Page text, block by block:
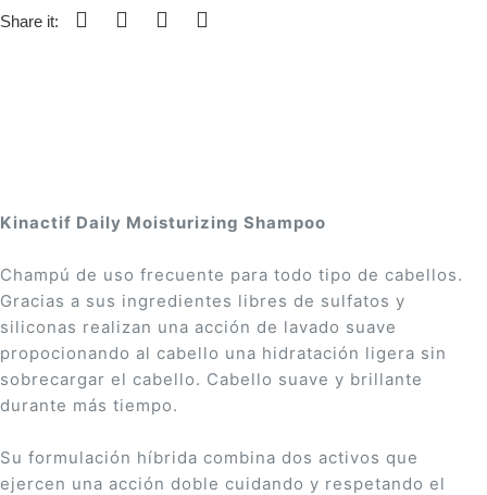
Share it:
Kinactif Daily Moisturizing Shampoo
Champú de uso frecuente para todo tipo de cabellos.
Gracias a sus ingredientes libres de sulfatos y
siliconas realizan una acción de lavado suave
propocionando al cabello una hidratación ligera sin
sobrecargar el cabello. Cabello suave y brillante
durante más tiempo.
Su formulación híbrida combina dos activos que
ejercen una acción doble cuidando y respetando el